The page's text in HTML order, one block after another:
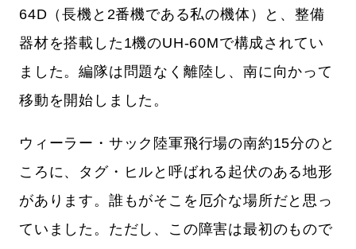
64D（長機と2番機である私の機体）と、整備
器材を搭載した1機のUH-60Mで構成されてい
ました。編隊は問題なく離陸し、南に向かって
移動を開始しました。
ウィーラー・サック陸軍飛行場の南約15分のと
ころに、タグ・ヒルと呼ばれる起伏のある地形
があります。誰もがそこを厄介な場所だと思っ
ていました。ただし、この障害は最初のもので